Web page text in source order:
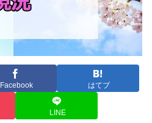
Facebook はてブ
LINE